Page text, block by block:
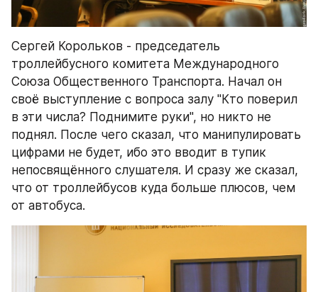
Сергей Корольков - председатель
троллейбусного комитета Международного
Союза Общественного Транспорта. Начал он
своё выступление с вопроса залу "Кто поверил
в эти числа? Поднимите руки", но никто не
поднял. После чего сказал, что манипулировать
цифрами не будет, ибо это вводит в тупик
непосвящённого слушателя. И сразу же сказал,
что от троллейбусов куда больше плюсов, чем
от автобуса.